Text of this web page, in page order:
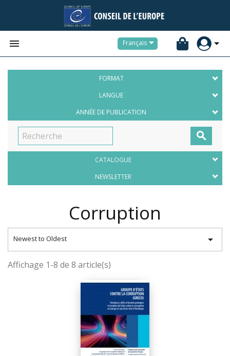
 Français
FORMAT
LANGUE
ANNÉE DE PUBLICATION

CATALOGUE
NEWSLETTER
Corruption
Newest to Oldest 
Affichage 1-8 de 8 article(s)